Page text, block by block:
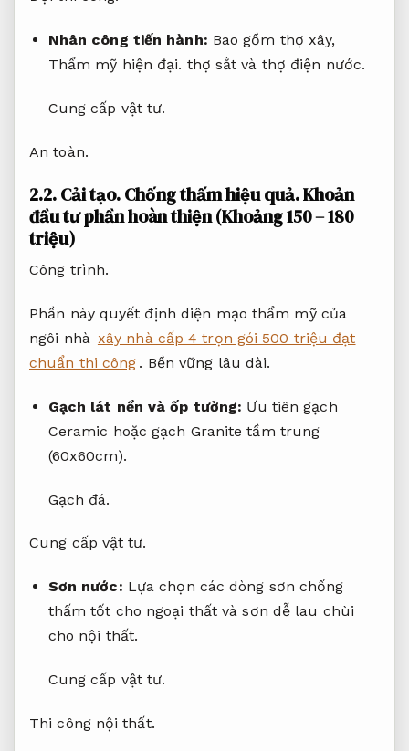
Nhân công tiến hành: Bao gồm thợ xây,
Thẩm mỹ hiện đại. thợ sắt và thợ điện nước.
Cung cấp vật tư.
An toàn.
2.2.Cải tạo.Chống thấm hiệu quả.Khoản
đầu tư phần hoàn thiện (Khoảng 150 – 180
triệu)
Công trình.
Phần này quyết định diện mạo thẩm mỹ của
ngôi nhà xây nhà cấp 4 trọn gói 500 triệu đạt
chuẩn thi công . Bền vững lâu dài.
Gạch lát nền và ốp tường: Ưu tiên gạch
Ceramic hoặc gạch Granite tầm trung
(60x60cm).
Gạch đá.
Cung cấp vật tư.
Sơn nước: Lựa chọn các dòng sơn chống
thấm tốt cho ngoại thất và sơn dễ lau chùi
cho nội thất.
Cung cấp vật tư.
Thi công nội thất.